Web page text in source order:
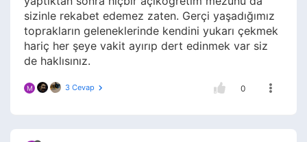
sizinle rekabet edemez zaten. Gerçi yaşadığımız
toprakların geleneklerinde kendini yukarı çekmek
hariç her şeye vakit ayırıp dert edinmek var siz
de haklısınız.
M 3 Cevap 0